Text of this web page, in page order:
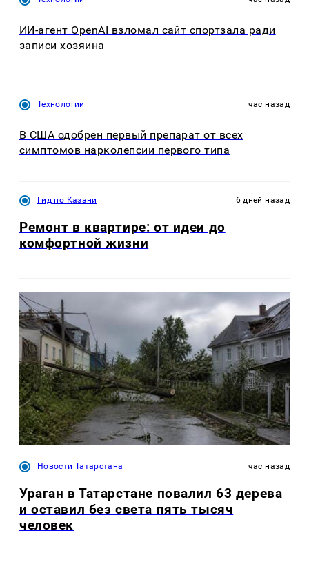
ИИ-агент OpenAI взломал сайт спортзала ради
записи хозяина
Технологии час назад
В США одобрен первый препарат от всех
симптомов нарколепсии первого типа
Гид по Казани 6 дней назад
Ремонт в квартире: от идеи до
комфортной жизни
Новости Татарстана час назад
Ураган в Татарстане повалил 63 дерева
и оставил без света пять тысяч
человек